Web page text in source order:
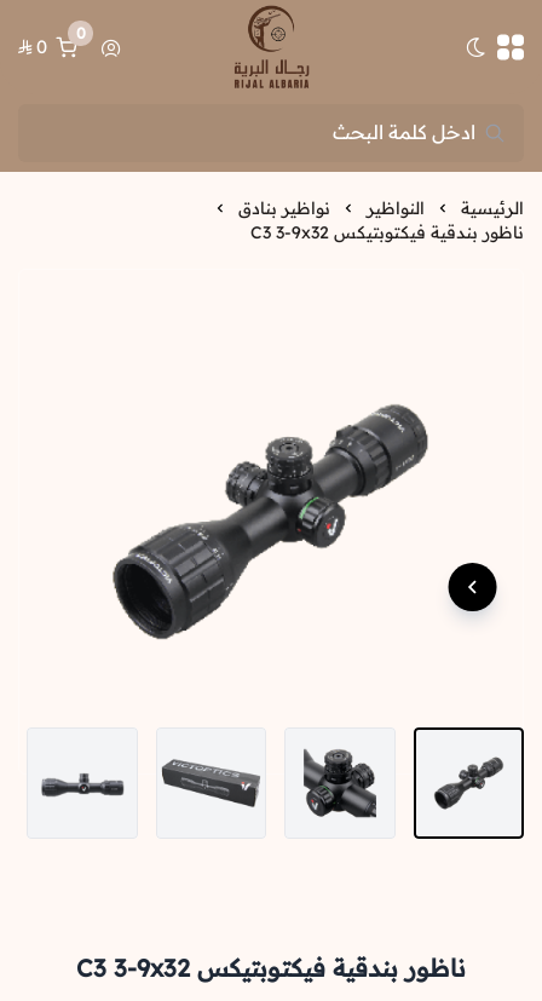
تبديل الوضع الداكنرجال البرية
0
0
الرئيسية النواظير
نواظير بنادق
ناظور بندقية فيكتوبتيكس C3 3-9x32
ناظور بندقية فيكتوبتيكس C3 3-9x32